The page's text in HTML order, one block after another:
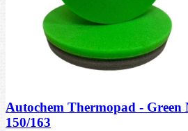
Autochem Thermopad -
150/163